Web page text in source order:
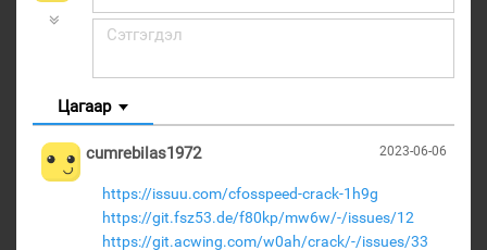
Цагаар
2023-06-06
cumrebilas1972
https://issuu.com/cfosspeed-crack-1h9g
https://git.fsz53.de/f80kp/mw6w/-/issues/12
https://git.acwing.com/w0ah/crack/-/issues/33